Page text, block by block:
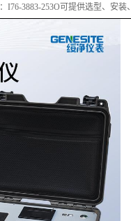
：I76-3883-253O可提供选型、安装